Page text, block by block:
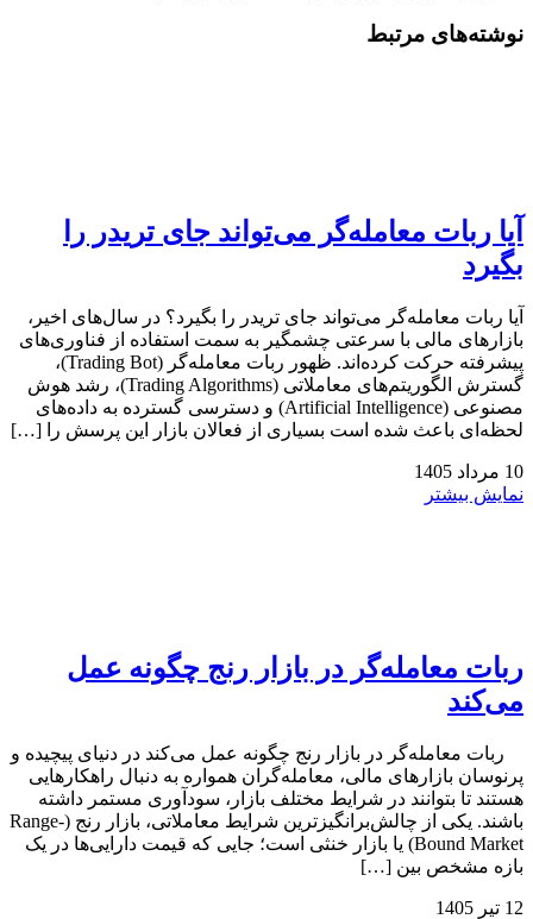
نوشته‌های مرتبط
آیا ربات معامله‌گر می‌تواند جای تریدر را
بگیرد
آیا ربات معامله‌گر می‌تواند جای تریدر را بگیرد؟ در سال‌های اخیر،
بازارهای مالی با سرعتی چشمگیر به سمت استفاده از فناوری‌های
پیشرفته حرکت کرده‌اند. ظهور ربات معامله‌گر (Trading Bot)،
گسترش الگوریتم‌های معاملاتی (Trading Algorithms)، رشد هوش
مصنوعی (Artificial Intelligence) و دسترسی گسترده به داده‌های
لحظه‌ای باعث شده است بسیاری از فعالان بازار این پرسش را […]
10 مرداد 1405
نمایش بیشتر
ربات معامله‌گر در بازار رنج چگونه عمل
می‌کند
ربات معامله‌گر در بازار رنج چگونه عمل می‌کند در دنیای پیچیده و
پرنوسان بازارهای مالی، معامله‌گران همواره به دنبال راهکارهایی
هستند تا بتوانند در شرایط مختلف بازار، سودآوری مستمر داشته
باشند. یکی از چالش‌برانگیزترین شرایط معاملاتی، بازار رنج (Range-
Bound Market) یا بازار خنثی است؛ جایی که قیمت دارایی‌ها در یک
بازه مشخص بین […]
12 تیر 1405